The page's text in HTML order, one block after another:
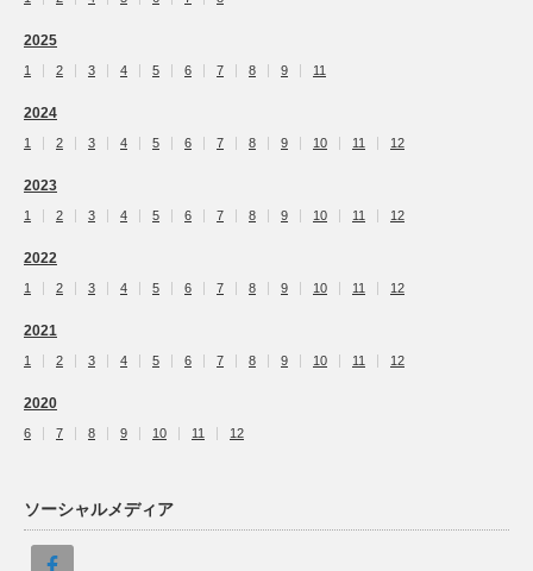
2025
1 2 3 4 5 6 7 8 9 11
2024
1 2 3 4 5 6 7 8 9 10 11 12
2023
1 2 3 4 5 6 7 8 9 10 11 12
2022
1 2 3 4 5 6 7 8 9 10 11 12
2021
1 2 3 4 5 6 7 8 9 10 11 12
2020
6 7 8 9 10 11 12
ソーシャルメディア